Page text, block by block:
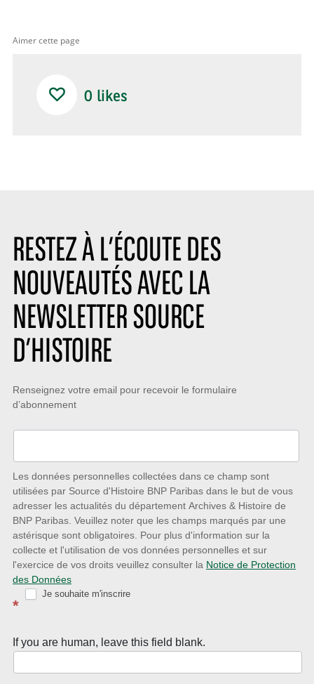
Aimer cette page
0 likes
RESTEZ À L’ÉCOUTE DES
NOUVEAUTÉS AVEC LA
NEWSLETTER SOURCE
D’HISTOIRE
Restez
à
l’écoute
nouveautés
avec
la
Newsletter
Source
d’Histoire
Renseignez votre email pour recevoir le formulaire
d’abonnement
Les données personnelles collectées dans ce champ sont
utilisées par Source d'Histoire BNP Paribas dans le but de vous
adresser les actualités du département Archives & Histoire de
BNP Paribas. Veuillez noter que les champs marqués par une
astérisque sont obligatoires. Pour plus d'information sur la
collecte et l'utilisation de vos données personnelles et sur
l'exercice de vos droits veuillez consulter la Notice de Protection
des Données
*
Je souhaite m'inscrire
If you are human, leave this field blank.